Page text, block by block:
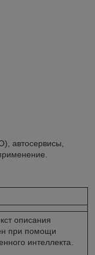
автосервисы,
описания
при помощи
интеллекта.